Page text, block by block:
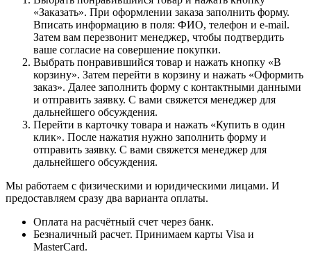
«Заказать». При оформлении заказа заполнить форму.
Вписать информацию в поля: ФИО, телефон и e-mail.
Затем вам перезвонит менеджер, чтобы подтвердить
ваше согласие на совершение покупки.
Выбрать понравившийся товар и нажать кнопку «В
корзину». Затем перейти в корзину и нажать «Оформить
заказ». Далее заполнить форму с контактными данными
и отправить заявку. С вами свяжется менеджер для
дальнейшего обсуждения.
Перейти в карточку товара и нажать «Купить в один
клик». После нажатия нужно заполнить форму и
отправить заявку. С вами свяжется менеджер для
дальнейшего обсуждения.
Мы работаем с физическими и юридическими лицами. И
предоставляем сразу два варианта оплаты.
Оплата на расчётный счет через банк.
Безналичный расчет. Принимаем карты Visa и
MasterCard.